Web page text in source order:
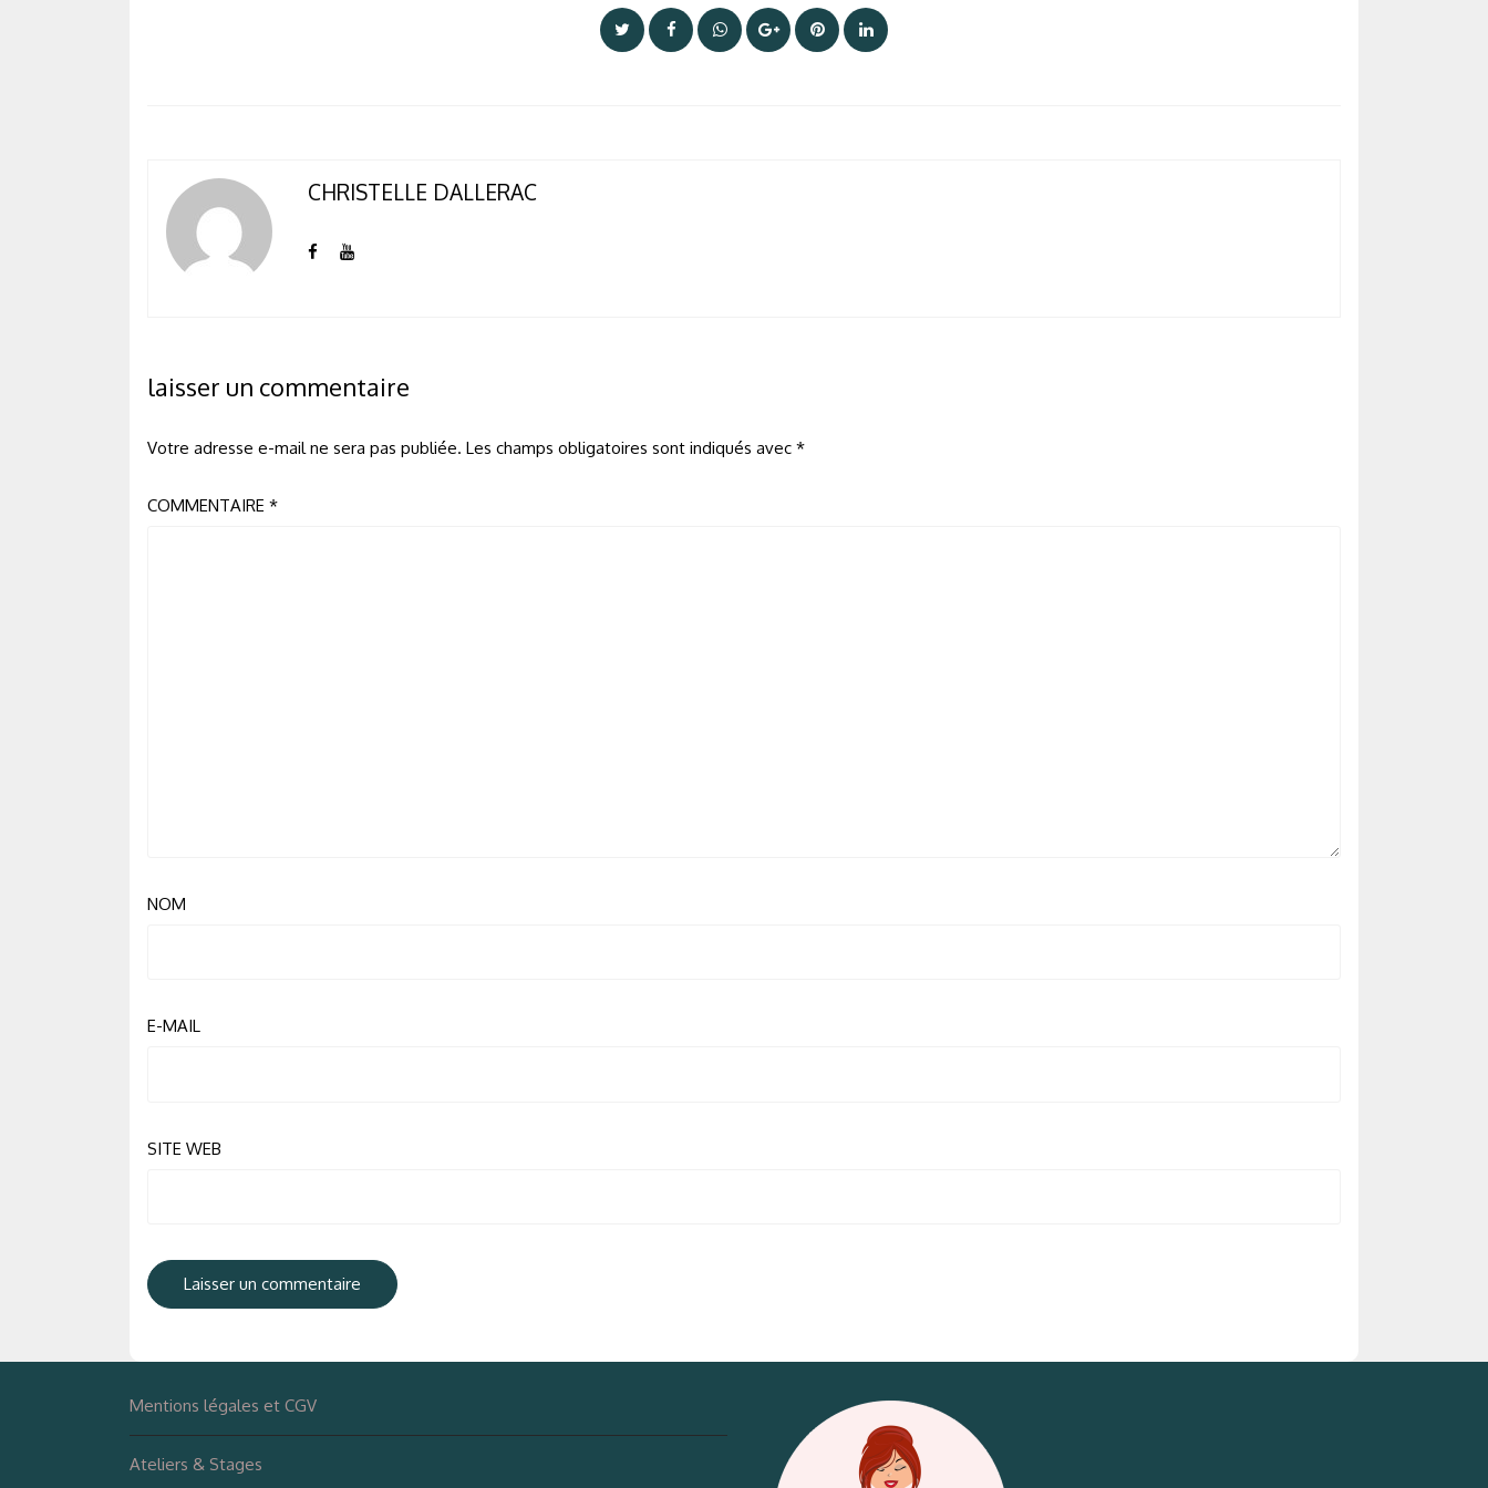
CHRISTELLE DALLERAC
laisser un commentaire
Votre adresse e-mail ne sera pas publiée. Les champs obligatoires sont indiqués avec *
COMMENTAIRE *
NOM
E-MAIL
SITE WEB
Mentions légales et CGV
Ateliers & Stages